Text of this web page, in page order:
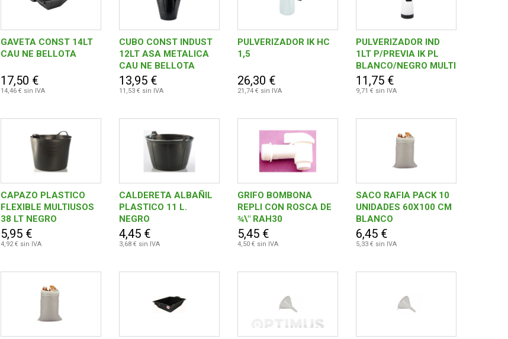
GAVETA CONST 14LT
CAU NE BELLOTA
17,50 €
14,46 € sin IVA
CUBO CONST INDUST
12LT ASA METALICA
CAU NE BELLOTA
13,95 €
11,53 € sin IVA
PULVERIZADOR IK HC
1,5
26,30 €
21,74 € sin IVA
PULVERIZADOR IND
1LT P/PREVIA IK PL
BLANCO/NEGRO MULTI
TR B/
11,75 €
9,71 € sin IVA
CAPAZO PLASTICO
FLEXIBLE MULTIUSOS
38 LT NEGRO
5,95 €
4,92 € sin IVA
CALDERETA ALBAÑIL
PLASTICO 11 L.
NEGRO
4,45 €
3,68 € sin IVA
GRIFO BOMBONA
REPLI CON ROSCA DE
¾\" RAH30
5,45 €
4,50 € sin IVA
SACO RAFIA PACK 10
UNIDADES 60X100 CM
BLANCO
6,45 €
5,33 € sin IVA